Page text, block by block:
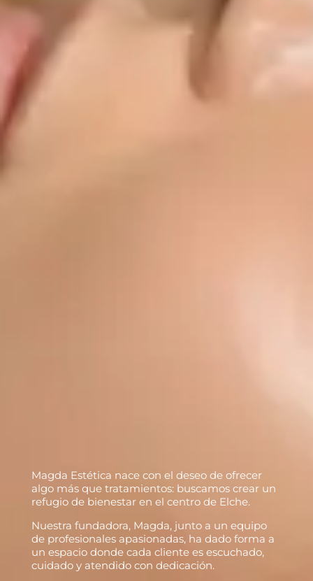
Magda Estética nace con el deseo de ofrecer
algo más que tratamientos: buscamos crear un
refugio de bienestar en el centro de Elche.
Nuestra fundadora, Magda, junto a un equipo
de profesionales apasionadas, ha dado forma a
un espacio donde cada cliente es escuchado,
cuidado y atendido con dedicación.